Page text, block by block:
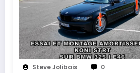
Steve Jolibois 0